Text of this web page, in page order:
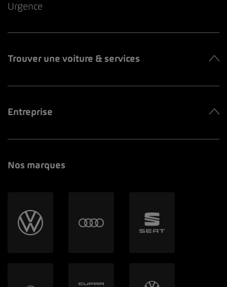
Urgence
Trouver une voiture & services
Entreprise
Nos marques